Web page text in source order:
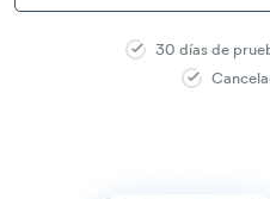
30 días de